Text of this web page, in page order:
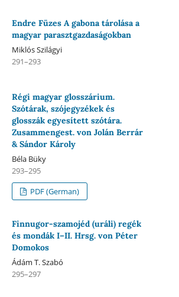
Endre Füzes A gabona tárolása a
magyar parasztgazdaságokban
Miklós Szilágyi
291–293
Régi magyar glosszárium.
Szótárak, szójegyzékek és
glosszák egyesített szótára.
Zusammengest. von Jolán Berrár
& Sándor Károly
Béla Büky
293–295
PDF (German)
Finnugor-szamojéd (uráli) regék
és mondák I–II. Hrsg. von Péter
Domokos
Ádám T. Szabó
295–297